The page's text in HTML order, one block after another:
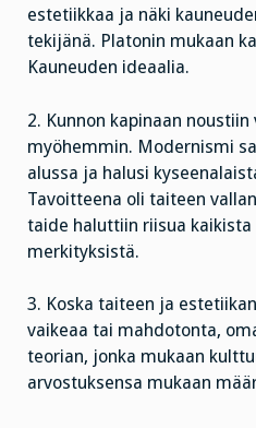
estetiikkaa ja näki
tekijänä. Platonin mukaan
Kauneuden ideaalia.
2. Kunnon kapinaan
myöhemmin. Modernismi
alussa ja halusi
Tavoitteena oli taiteen
taide haluttiin riisua
merkityksistä.
3. Koska taiteen ja
vaikeaa tai mahdotonta,
teorian, jonka mukaan
arvostuksensa mukaan